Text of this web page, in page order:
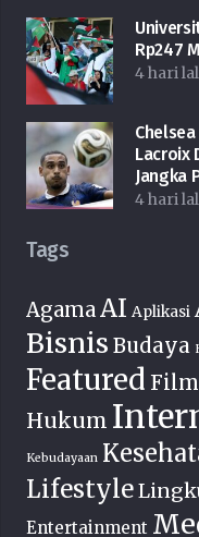
Rp247
4 hari
Lacroix
Jangka
4 hari
Tags
AgamaAI Aplikasi
Bisnis Budaya
Featured Film
Hukum
Kebudayaan
Lifestyle
Entertainment